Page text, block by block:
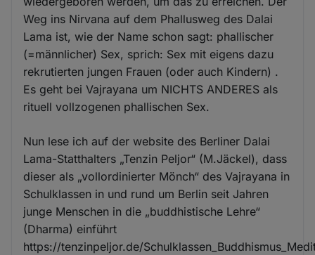
Weg ins Nirvana auf dem Phallusweg des Dalai
Lama ist, wie der Name schon sagt: phallischer
(=männlicher) Sex, sprich: Sex mit eigens dazu
rekrutierten jungen Frauen (oder auch Kindern) .
Es geht bei Vajrayana um NICHTS ANDERES als
rituell vollzogenen phallischen Sex.
Nun lese ich auf der website des Berliner Dalai
Lama-Statthalters „Tenzin Peljor“ (M.Jäckel), dass
dieser als „vollordinierter Mönch“ des Vajrayana in
Schulklassen in und rund um Berlin seit Jahren
junge Menschen in die „buddhistische Lehre“
(Dharma) einführt
https://tenzinpeljor.de/